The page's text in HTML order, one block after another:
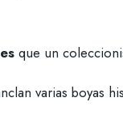
que un
varias boyas